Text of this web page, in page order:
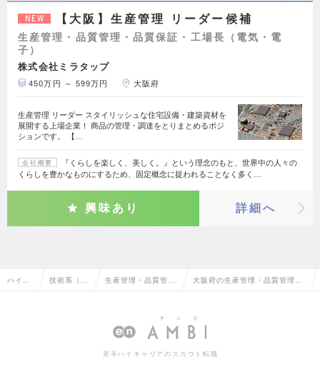
NEW 【大阪】生産管理 リーダー候補
生産管理・品質管理・品質保証・工場長（電気・電
子）
株式会社ミラタップ
450万円 ～ 599万円 大阪府
生産管理 リーダー スタイリッシュな住宅設備・建築資材を
展開する上場企業！ 商品の管理・調達をとりまとめるポジ
ションです。 【…
会社概要
『くらしを楽しく、美しく。』という理念のもと、世界中の人々の
くらしを豊かなものにするため、固定概念に捉われることなく多く…
興味あり 詳細へ
ハイク 技術系（電 生産管理・品質管
長（電気・電子）
大阪府の生産管理・品質管理・
子）の転職・求人情報一覧
若手ハイキャリアのスカウト転職